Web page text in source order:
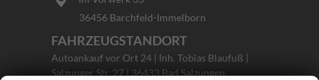
36456 Barchfeld-Immelborn
FAHRZEUGSTANDORT
Autoankauf vor Ort 24 | Inh. Tobias Blaufuß |
Salzunger Str. 27 | 36433 Bad Salzungen